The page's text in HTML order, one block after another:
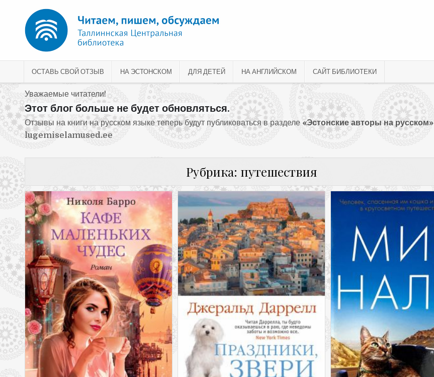
ОСТАВЬ СВОЙ ОТЗЫВ НА ЭСТОНСКОМ ДЛЯ ДЕТЕЙ НА АНГЛИЙСКОМ САЙТ БИБЛИОТЕКИ
Уважаемые читатели!
Этот блог больше не будет обновляться.
Отзывы на книги на русском языке теперь будут публиковаться в разделе«Эстонские авторы на русском»
lugemiselamused.ee
Рубрика: путешествия